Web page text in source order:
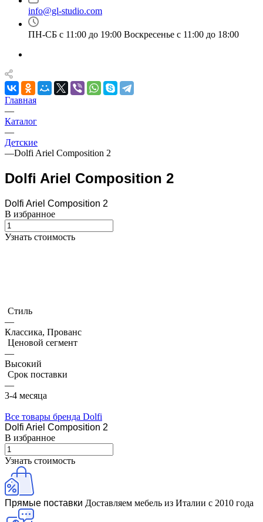
info@gl-studio.com
ПН-СБ с 11:00 до 19:00 Воскресенье с 11:00 до 18:00
Главная
—
Каталог
—
Детские
—Dolfi Ariel Composition 2
Dolfi Ariel Composition 2
Dolfi Ariel Composition 2
В избранное
Узнать стоимость
Стиль
—
Классика, Прованс
Ценовой сегмент
—
Высокий
Срок поставки
—
3-4 месяца
Все товары бренда Dolfi
Dolfi Ariel Composition 2
В избранное
Узнать стоимость
Прямые поставки Доставляем мебель из Италии с 2010 года